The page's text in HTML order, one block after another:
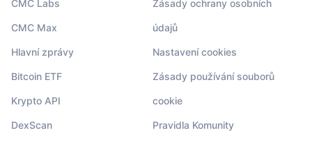
CMC Labs
CMC Max
Hlavní zprávy
Bitcoin ETF
Krypto API
DexScan
Zásady ochrany osobních
údajů
Nastavení cookies
Zásady používání souborů
cookie
Pravidla Komunity